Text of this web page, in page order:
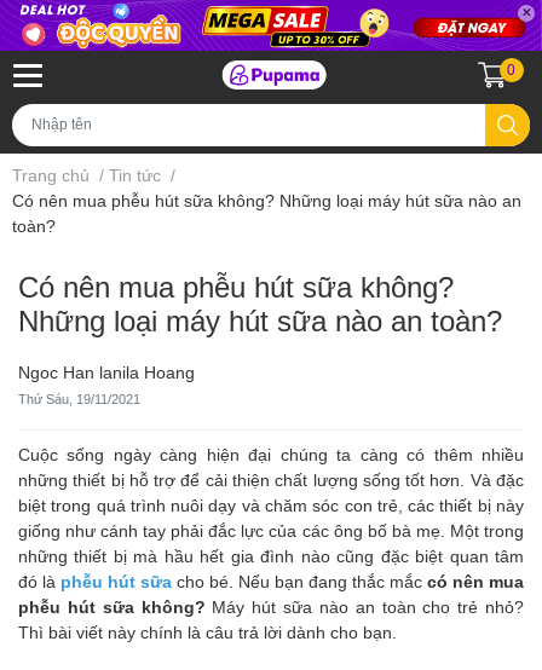
0
Trang chủ / Tin tức /
Có nên mua phễu hút sữa không? Những loại máy hút sữa nào an
toàn?
Có nên mua phễu hút sữa không?
Những loại máy hút sữa nào an toàn?
Ngoc Han lanila Hoang
Thứ Sáu, 19/11/2021
Cuộc sống ngày càng hiện đại chúng ta càng có thêm nhiều
những thiết bị hỗ trợ để cải thiện chất lượng sống tốt hơn. Và đặc
biệt trong quá trình nuôi dạy và chăm sóc con trẻ, các thiết bị này
giống như cánh tay phải đắc lực của các ông bố bà mẹ. Một trong
những thiết bị mà hầu hết gia đình nào cũng đặc biệt quan tâm
đó là phễu hút sữa cho bé. Nếu bạn đang thắc mắc có nên mua
phễu hút sữa không? Máy hút sữa nào an toàn cho trẻ nhỏ?
Thì bài viết này chính là câu trả lời dành cho bạn.